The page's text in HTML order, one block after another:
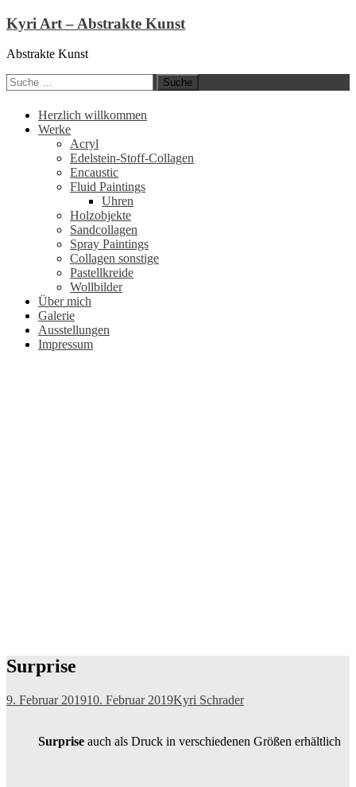
Kyri Art – Abstrakte Kunst
Abstrakte Kunst
Suche
nach:
Zum
Inhalt
Herzlich willkommen
Werke
Acryl
Edelstein-Stoff-Collagen
Encaustic
Fluid Paintings
Uhren
Holzobjekte
Sandcollagen
Spray Paintings
Collagen sonstige
Pastellkreide
Wollbilder
Über mich
Galerie
Ausstellungen
Impressum
Surprise
9. Februar 201910. Februar 2019Kyri Schrader
Surprise auch als Druck in verschiedenen Größen erhältlich